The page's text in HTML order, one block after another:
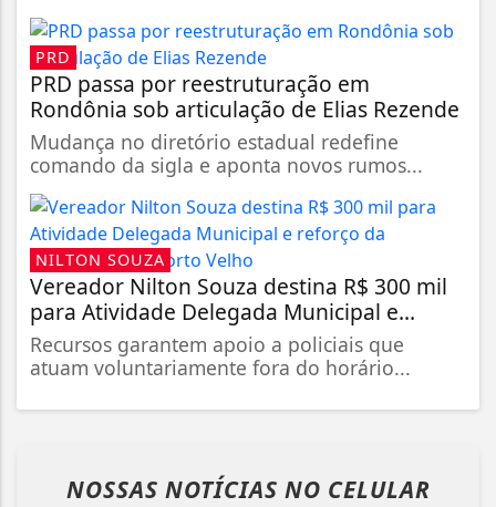
PRD
PRD passa por reestruturação em
Rondônia sob articulação de Elias Rezende
Mudança no diretório estadual redefine
comando da sigla e aponta novos rumos...
NILTON SOUZA
Vereador Nilton Souza destina R$ 300 mil
para Atividade Delegada Municipal e...
Recursos garantem apoio a policiais que
atuam voluntariamente fora do horário...
NOSSAS NOTÍCIAS NO CELULAR